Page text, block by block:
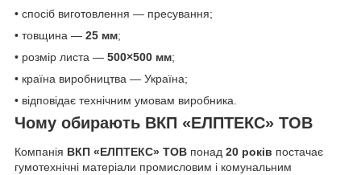
• спосіб виготовлення — пресування;
• товщина — 25 мм;
• розмір листа — 500×500 мм;
• країна виробництва — Україна;
• відповідає технічним умовам виробника.
Чому обирають ВКП «ЕЛПТЕКС» ТОВ
Компанія ВКП «ЕЛПТЕКС» ТОВ понад 20 років постачає
гумотехнічні матеріали промисловим і комунальним